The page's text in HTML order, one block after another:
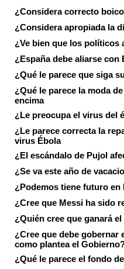
¿Considera correcto
¿Considera apropiada la
¿Ve bien que los políticos
¿España debe aliarse
¿Qué le parece que siga
¿Qué le parece la moda
encima
¿Le preocupa el virus del
¿Le parece correcta la
virus Ébola
¿El escándalo de Pujol
¿Se va este año de
¿Podemos tiene futuro
¿Cree que Messi ha sido
¿Quién cree que ganará
¿Cree que debe gobernar
como plantea el
¿Qué le parece el fondo